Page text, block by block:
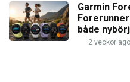
Garmin
både
2 veckor ago